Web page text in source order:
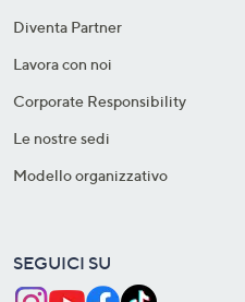
Diventa Partner
Lavora con noi
Corporate Responsibility
Le nostre sedi
Modello organizzativo
SEGUICI SU